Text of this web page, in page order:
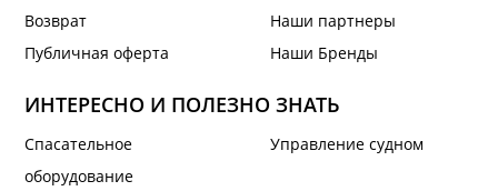
Возврат
Публичная оферта
Наши партнеры
Наши Бренды
ИНТЕРЕСНО И ПОЛЕЗНО ЗНАТЬ
Спасательное
оборудование
Управление судном